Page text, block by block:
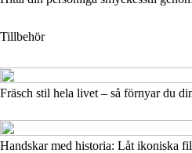
Tillbehör
Fräsch stil hela livet – så förnyar du
Handskar med historia: Låt ikoniska